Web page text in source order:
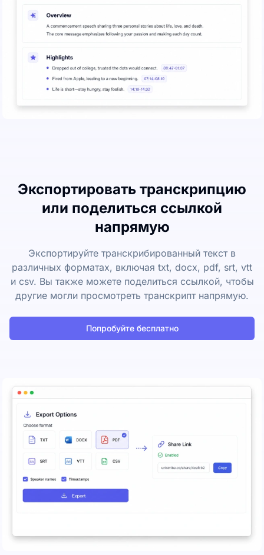
Экспортировать транскрипцию
или поделиться ссылкой
напрямую
Экспортируйте транскрибированный текст в
различных форматах, включая txt, docx, pdf, srt, vtt
и csv. Вы также можете поделиться ссылкой, чтобы
другие могли просмотреть транскрипт напрямую.
Попробуйте бесплатно